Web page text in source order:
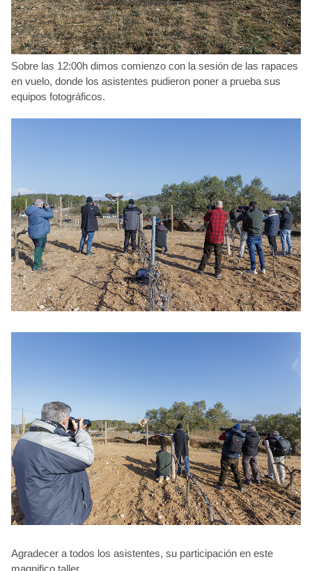
Sobre las 12:00h dimos comienzo con la sesión de las rapaces
en vuelo, donde los asistentes pudieron poner a prueba sus
equipos fotográficos.
Agradecer a todos los asistentes, su participación en este
magnifico taller.